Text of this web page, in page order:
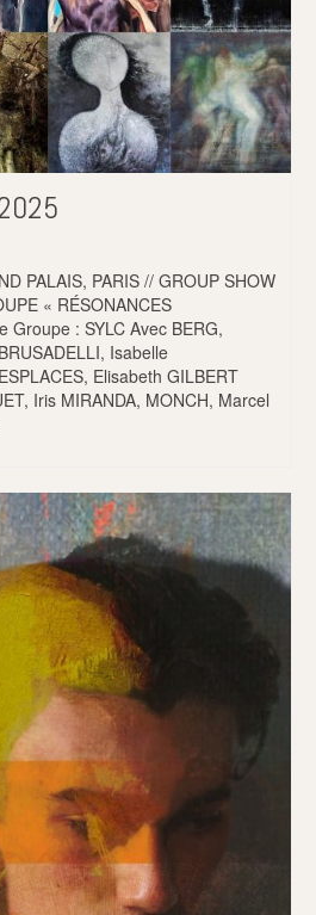
PALAIS, PARIS // GROUP SHOW
« RÉSONANCES
Groupe : SYLC Avec BERG,
Isabelle
Elisabeth GILBERT
Iris MIRANDA, MONCH, Marcel